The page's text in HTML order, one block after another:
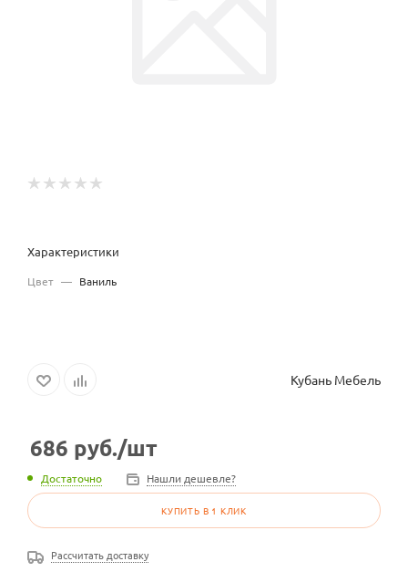
Характеристики
Цвет — Ваниль
Кубань Мебель
686 руб./шт
Достаточно Нашли дешевле?
КУПИТЬ В 1 КЛИК
Рассчитать доставку